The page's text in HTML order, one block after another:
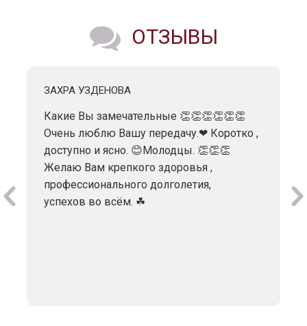
ОТЗЫВЫ
ЗАХРА УЗДЕНОВА
Какие Вы замечательные 👏👏👏👏👏👏
Очень люблю Вашу передачу.❤ Коротко ,
доступно и ясно. 😊Молодцы. 👏👏👏
Желаю Вам крепкого здоровья ,
профессионального долголетия,
успехов во всём. ☘